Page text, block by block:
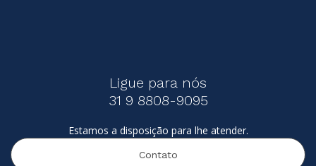
Ligue para nós
31 9 8808-9095
Estamos a disposição para lhe atender.
Contato